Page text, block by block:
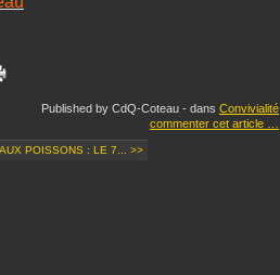
Published by CdQ-Coteau - dans Convivialité
commenter cet article
POISSONS : LE 7... >>